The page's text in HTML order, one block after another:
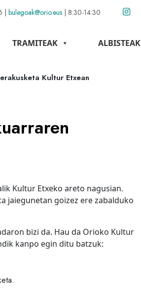
| bulegoak@orio.eus | 8:30-14:30
TRAMITEAK ALBISTEAK
Kultur Etxean
Kultur Etxeko areto nagusian.
jaiegunetan goizez ere zabalduko
bizi da. Hau da Orioko Kultur
kanpo egin ditu batzuk: